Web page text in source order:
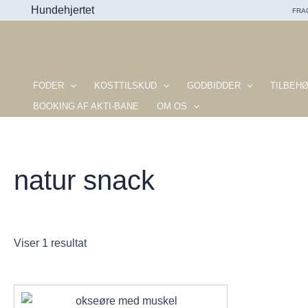
Hundehjertet
FODER KOSTTILSKUD GODBIDDER
BOOKING AF AKTI-BANE
OM OS
natur snack
Viser 1 resultat